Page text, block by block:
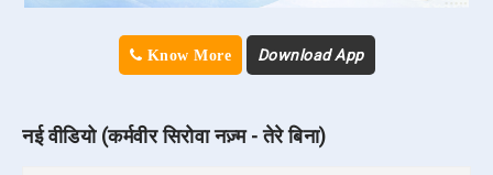
Know More Download App
नई वीडियो (कर्मवीर सिरोवा नज़्म - तेरे बिना)